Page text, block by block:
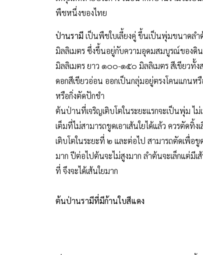
พืชหนึ่งของไทย
ป่านรามี เป็นพืชใบเลี้ยงคู่ ขึ้นเป็นพุ่มขนาดล
มิลลิเมตร ซึ่งขึ้นอยู่กับความอุดมสมบูรณ์ของดิ
มิลลิเมตร ยาว ๑๐๐-๑๕๐ มิลลิเมตร สีเขียวทั้ง
ดอกสีเขียวอ่อน ออกเป็นกลุ่มอยู่ตรงโคนแกนห
หรือกิ่งตัดปักชำ
ต้นป่านที่เจริญเติบโตในระยะแรกจะเป็นพุ่ม ไ
เต็มที่ไม่สามารถขูดเอาเส้นใยได้แล้ว ควรตัด
เติบโตในระยะที่ ๒ และต่อไป สามารถตัดเพื่อ
มาก ปีต่อไปต้นจะไม่สูงมาก ลำต้นจะเล็กแต่มี
ที่ จึงจะได้เส้นใยมาก
ต้นป่านรามีที่มีก้านใบสีแดง